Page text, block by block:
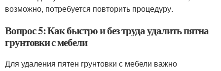
возможно, потребуется повторить процедуру.
Вопрос 5: Как быстро и без труда удалить пятна
грунтовки с мебели
Для удаления пятен грунтовки с мебели важно